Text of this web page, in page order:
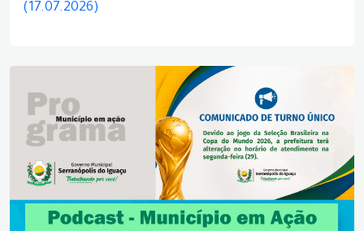
(17.07.2026)